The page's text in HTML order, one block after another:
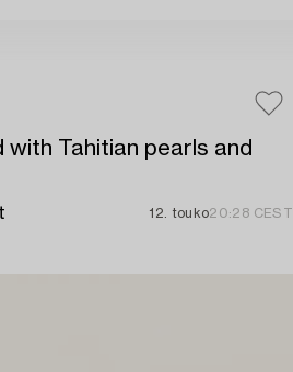
with Tahitian pearls and
12. touko20:28 CEST